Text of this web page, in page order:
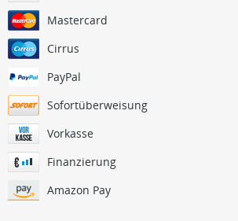
Mastercard
Cirrus
PayPal
Sofortüberweisung
Vorkasse
Finanzierung
Amazon Pay